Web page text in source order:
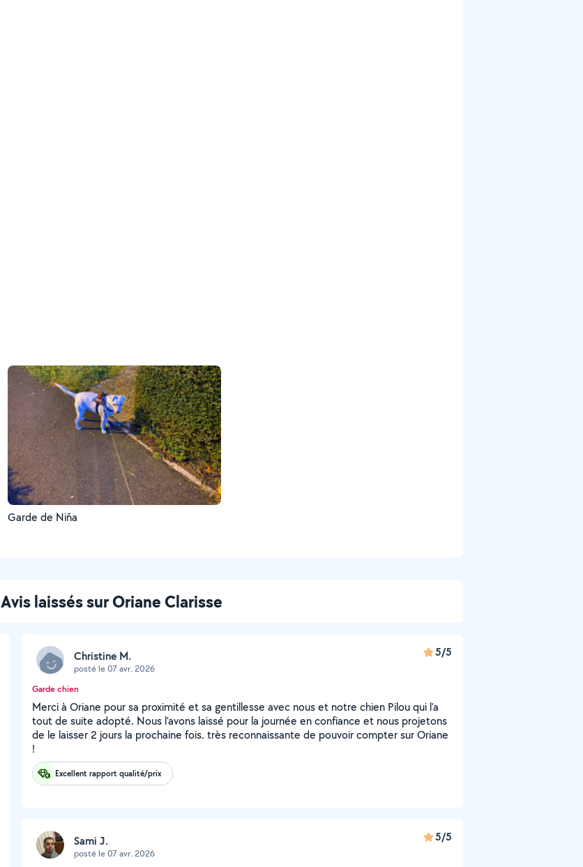
Garde de Niña
Avis laissés sur Oriane Clarisse
Christine M.
posté le 07 avr. 2026
5/5
Garde chien
Merci à Oriane pour sa proximité et sa gentillesse avec nous et notre chien Pilou qui l'a
tout de suite adopté. Nous l'avons laissé pour la journée en confiance et nous projetons
de le laisser 2 jours la prochaine fois. très reconnaissante de pouvoir compter sur Oriane
!
Excellent rapport qualité/prix
Sami J.
posté le 07 avr. 2026
5/5